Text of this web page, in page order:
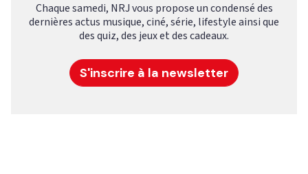
Chaque samedi, NRJ vous propose un condensé des
dernières actus musique, ciné, série, lifestyle ainsi que
des quiz, des jeux et des cadeaux.
S'inscrire à la newsletter